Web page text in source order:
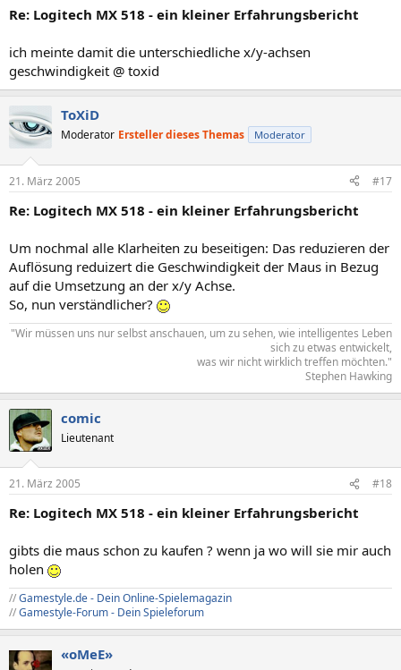
Re: Logitech MX 518 - ein kleiner Erfahrungsbericht
ich meinte damit die unterschiedliche x/y-achsen
geschwindigkeit @ toxid
ToXiD
Moderator Ersteller dieses Themas Moderator
21. März 2005 #17
Re: Logitech MX 518 - ein kleiner Erfahrungsbericht
Um nochmal alle Klarheiten zu beseitigen: Das reduzieren der
Auflösung reduizert die Geschwindigkeit der Maus in Bezug
auf die Umsetzung an der x/y Achse.
So, nun verständlicher?
"Wir müssen uns nur selbst anschauen, um zu sehen, wie intelligentes Leben
sich zu etwas entwickelt,
was wir nicht wirklich treffen möchten."​
Stephen Hawking​
comic
Lieutenant
21. März 2005 #18
Re: Logitech MX 518 - ein kleiner Erfahrungsbericht
gibts die maus schon zu kaufen ? wenn ja wo will sie mir auch
holen
//Gamestyle.de - Dein Online-Spielemagazin
//Gamestyle-Forum - Dein Spieleforum
«oMeE»